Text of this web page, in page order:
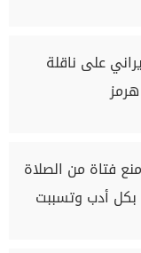
على ناقلة
فتاة من الصلاة
بكل أدب وتسببت